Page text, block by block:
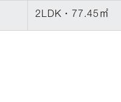
2LDK・77.45㎡